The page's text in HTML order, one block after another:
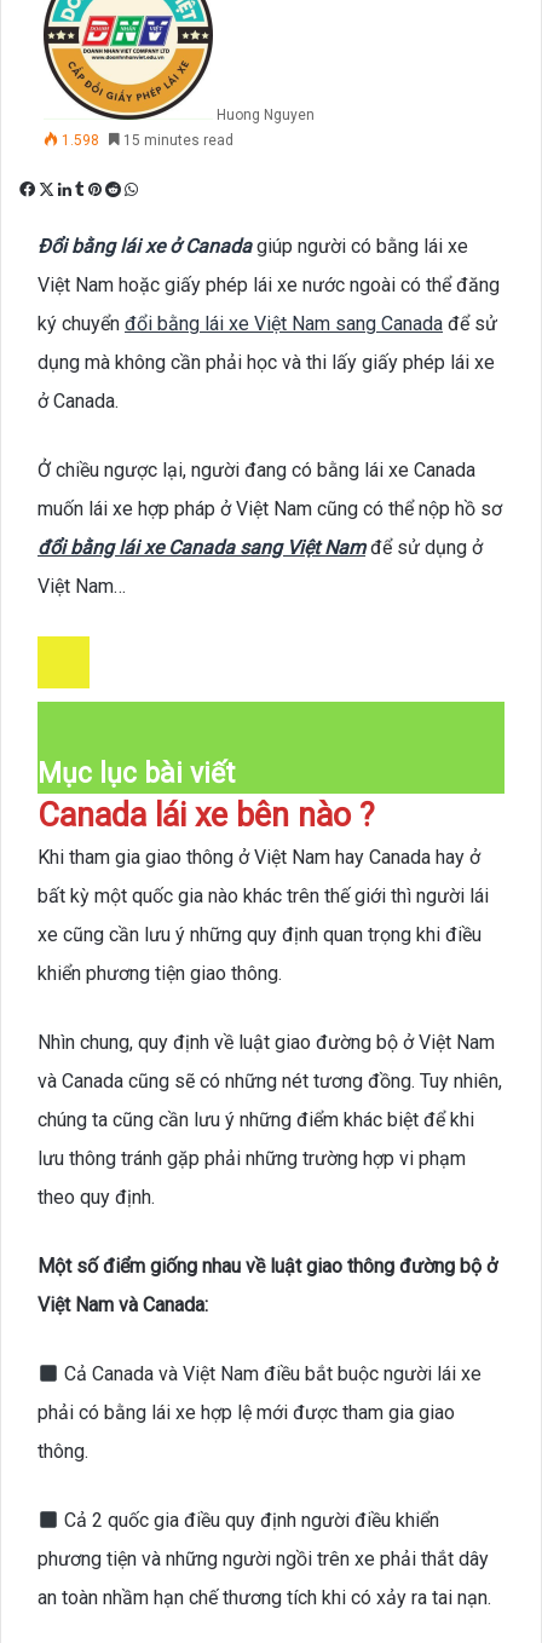
Huong Nguyen
1.598 15 minutes read
Facebook
X LinkedIn
Tumblr
Pinterest
Reddit
WhatsApp
Đổi bằng lái xe ở Canadagiúp người có bằng lái xe
Việt Nam hoặc giấy phép lái xe nước ngoài có thể đăng
ký chuyển đổi bằng lái xe Việt Nam sang Canada để sử
dụng mà không cần phải học và thi lấy giấy phép lái xe
ở Canada.
Ở chiều ngược lại, người đang có bằng lái xe Canada
muốn lái xe hợp pháp ở Việt Nam cũng có thể nộp hồ sơ
đổi bằng lái xe Canada sang Việt Namđể sử dụng ở
Việt Nam…
Mục lục bài viết
Canada lái xe bên nào ?
Khi tham gia giao thông ở Việt Nam hay Canada hay ở
bất kỳ một quốc gia nào khác trên thế giới thì người lái
xe cũng cần lưu ý những quy định quan trọng khi điều
khiển phương tiện giao thông.
Nhìn chung, quy định về luật giao đường bộ ở Việt Nam
và Canada cũng sẽ có những nét tương đồng. Tuy nhiên,
chúng ta cũng cần lưu ý những điểm khác biệt để khi
lưu thông tránh gặp phải những trường hợp vi phạm
theo quy định.
Một số điểm giống nhau về luật giao thông đường bộ ở
Việt Nam và Canada:
Cả Canada và Việt Nam điều bắt buộc người lái xe
phải có bằng lái xe hợp lệ mới được tham gia giao
thông.
Cả 2 quốc gia điều quy định người điều khiển
phương tiện và những người ngồi trên xe phải thắt dây
an toàn nhầm hạn chế thương tích khi có xảy ra tai nạn.